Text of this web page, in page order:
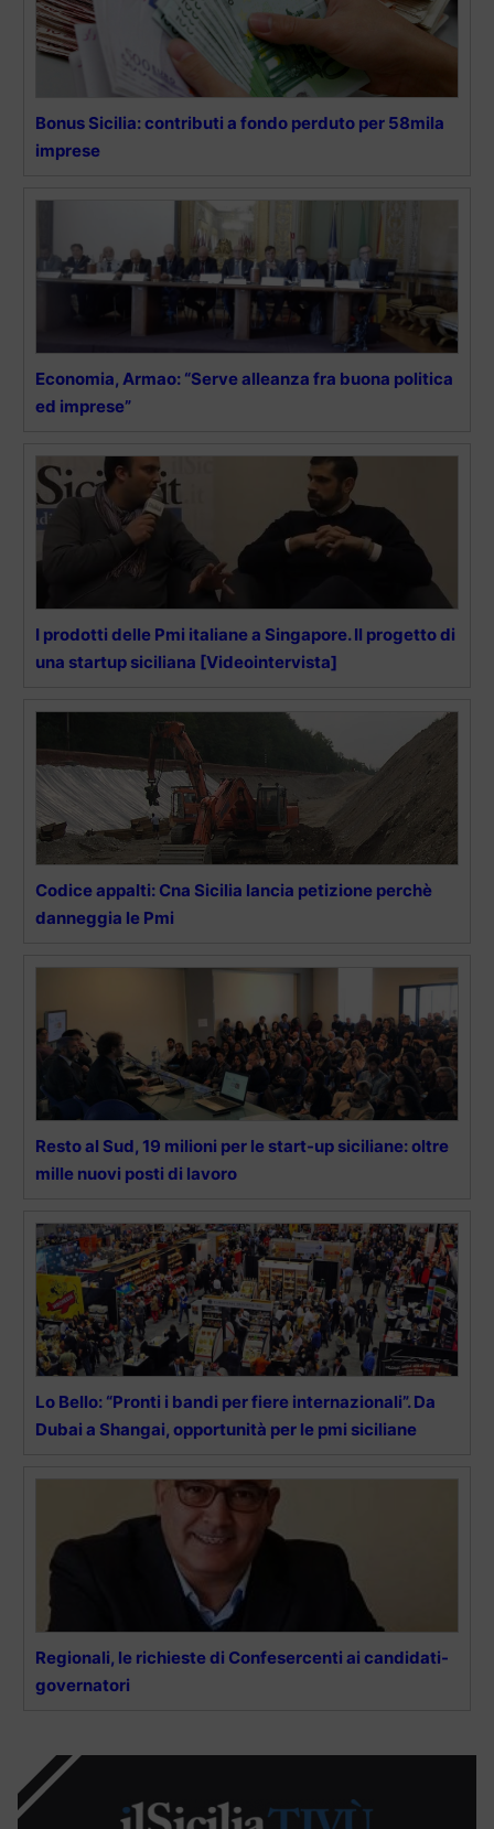
Bonus Sicilia: contributi a fondo perduto per 58mila
imprese
Economia, Armao: “Serve alleanza fra buona politica
ed imprese”
I prodotti delle Pmi italiane a Singapore. Il progetto di
una startup siciliana [Videointervista]
Codice appalti: Cna Sicilia lancia petizione perchè
danneggia le Pmi
Resto al Sud, 19 milioni per le start-up siciliane: oltre
mille nuovi posti di lavoro
Lo Bello: “Pronti i bandi per fiere internazionali”. Da
Dubai a Shangai, opportunità per le pmi siciliane
Regionali, le richieste di Confesercenti ai candidati-
governatori